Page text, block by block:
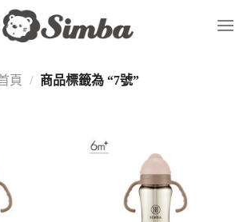
頁 / 商品標籤為 “7號”